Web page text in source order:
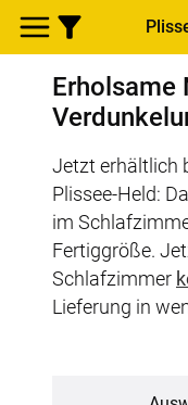
Erholsame
Jetzt erhältlich
Plissee-Held:
im
Fertiggröße.
Schlafzimmer
Lieferung in